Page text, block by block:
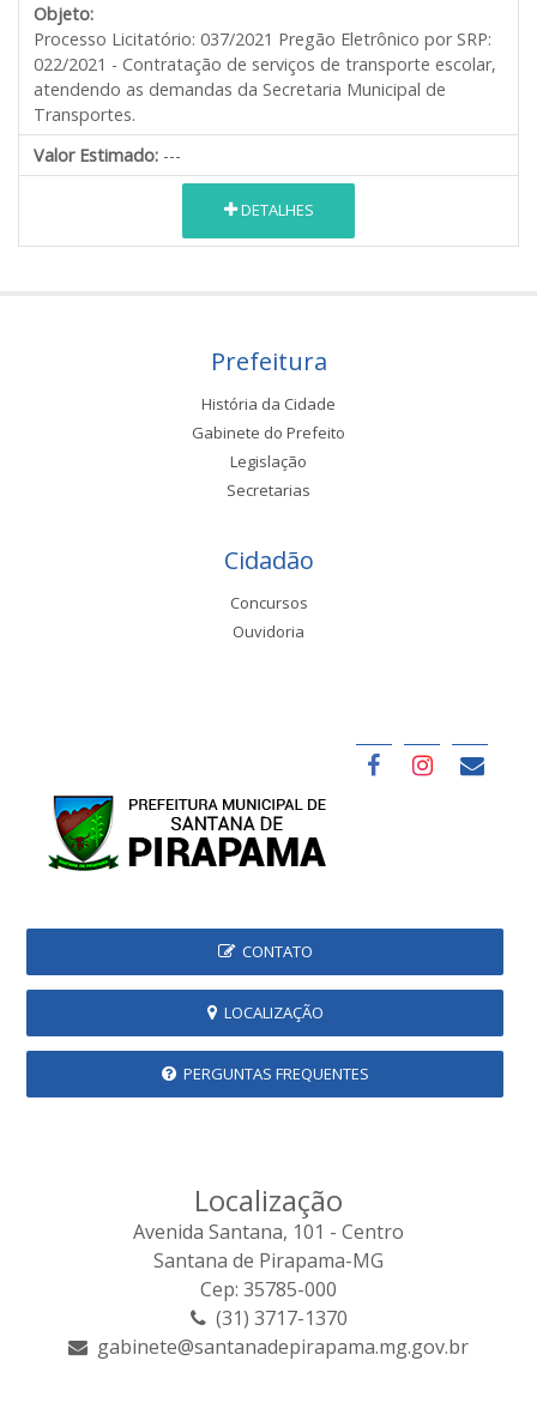
Objeto:
Processo Licitatório: 037/2021 Pregão Eletrônico por SRP:
022/2021 - Contratação de serviços de transporte escolar,
atendendo as demandas da Secretaria Municipal de
Transportes.
Valor Estimado: ---
DETALHES
Prefeitura
História da Cidade
Gabinete do Prefeito
Legislação
Secretarias
Cidadão
Concursos
Ouvidoria
CONTATO
LOCALIZAÇÃO
PERGUNTAS FREQUENTES
Localização
Avenida Santana, 101 - Centro
Santana de Pirapama-MG
Cep: 35785-000
(31) 3717-1370
gabinete@santanadepirapama.mg.gov.br